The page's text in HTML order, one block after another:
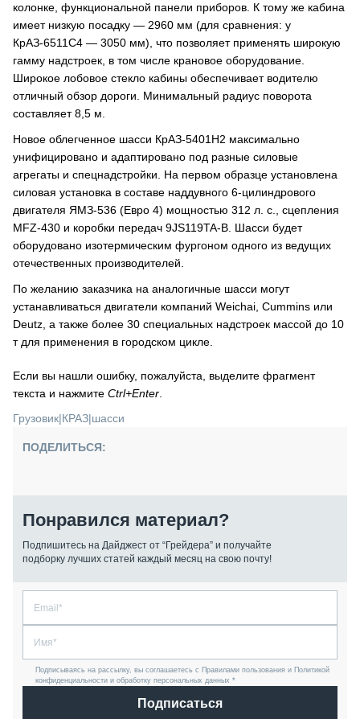
колонке, функциональной панели приборов. К тому же кабина
имеет низкую посадку — 2960 мм (для сравнения: у
КрАЗ-6511С4 — 3050 мм), что позволяет применять широкую
гамму надстроек, в том числе крановое оборудование.
Широкое лобовое стекло кабины обеспечивает водителю
отличный обзор дороги. Минимальный радиус поворота
составляет 8,5 м.
Новое облегченное шасси КрАЗ-5401Н2 максимально
унифицировано и адаптировано под разные силовые
агрегаты и спецнадстройки. На первом образце установлена
силовая установка в составе наддувного 6-цилиндрового
двигателя ЯМЗ-536 (Евро 4) мощностью 312 л. с., сцепления
MFZ-430 и коробки передач 9JS119TA-B. Шасси будет
оборудовано изотермическим фургоном одного из ведущих
отечественных производителей.
По желанию заказчика на аналогичные шасси могут
устанавливаться двигатели компаний Weichai, Cummins или
Deutz, а также более 30 специальных надстроек массой до 10
т для применения в городском цикле.
Если вы нашли ошибку, пожалуйста, выделите фрагмент
текста и нажмите Ctrl+Enter
Грузовик|КРАЗ|шасси
ПОДЕЛИТЬСЯ:
Понравился материал?
Подпишитесь на Дайджест от “Грейдера” и получайте
подборку лучших статей каждый месяц на свою почту!
Подписываясь на рассылку, вы соглашаетесь с Правилами пользования и Политикой
конфиденциальности и обработку персональных данных *
Подписаться